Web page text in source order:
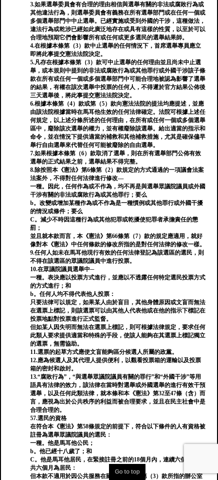
3.如果選舉委員會有合理的理由相信與選舉有關的非法或腐敗行為或
其他違法行為，則選舉委員會有義務在所有選舉部門或在任何一個或
多個選舉部門中中止選舉。已經實施或受到外國的干涉，這種做法，
違法行為或乾涉已經如此廣泛地存在或具有這樣的性質，以至於可以
合理地預期它們會影響所有或任何或更多選民的選舉結果師。
4.在根據本條第（3）款中止選舉的任何情況下，首席選舉專員應立
即將此事提交憲法法院決定。
5.凡存在根據本條第（3）款可中止選舉的任何理由並且尚未中止選
舉，或本規則中提到的非法或腐敗行為或其他罪行或外國干涉該子條
款在所有或任何一個或多個選舉部門中可能合理地被認為影響了選舉
的結果，有權在該次選舉中投票的任何人，不得遲於官方結果公佈後
三天選舉後，將此事提交憲法法院決定。
6.根據本條第（4）款或第（5）款向憲法法院的提法均應提述，並應
由該法院根據當時在馬耳他生效的任何法律確定。法院可根據上述任
何規定，以上述分條所述的任何理由，在所有或任何一個或多個選舉
區中，廢除該次選舉的權力，並有權廢除該選舉。給出適當的指示和
命令，並在情況下提供適當的補救和其他補救措施，尤其是確保儘早
舉行自由選舉來代替任何可能被廢除的自由選舉。
7.如果根據本條第（6）款取消了選舉，則在所有選舉部門公佈有效
選舉的正式結果之前，選舉結果不得完整。
8.除按照本《憲法》第6條第（2）款規定的方式通過的一項議會法案
法案外，不得對任何法律進行修改—
一種。因此，任何作為或不作為，均不再是與選舉眾議院議員或外國
干涉有關的非法或腐敗行為或其他罪行；要么
b。改變或增加某種作為或不作為是一種慣例或其他罪行或外國干擾
的情況或條件；要么
C。減少不時因這種行為或其他犯罪或乾擾使犯罪者承擔責任的懲
罰；
並且就本款而言，本《憲法》第66條第（7）款的規定應適用，就好
像對本《憲法》中任何條款的修改所指的是對任何法律的修改一樣。
9.任何人如未在馬耳他現行有效的任何法律登記為該選區的選民，則
不得在該選區的眾議院議員中進行投票。
10.在眾議院議員選舉中─
一種。表決應以投票方式進行，並應以不透露任何特定選民投票方式
的方式進行；和
b。任何人均不得代表他人投票：
只要法律可以規定，如果某人由於盲目，其他身體原因或文盲而無法
在選票上標記，則該選票可以由其他人代表他或在他的指示下標記在
投票地點對投票進行正式監督。
但如某人因失明而無法在選票上標記，則可根據法律規定，要求任何
此類人要求提供適當和特殊的手段，使該人能夠在其選票上標記獨立
的選票，無需協助。
11.選票的起草方式應使文盲能夠區分候選人所屬的政黨。
12.應為候選人及其代理人提供便利，以觀看投票箱的運輸以及投票
箱的密封和啟封。
13.“腐敗行為”，“與選舉眾議院議員有關的罪行”和“外國干涉”等用
語具有法律的效力，該法律在當時對選舉或外國選舉的進行有效干預
選舉，以及任何此類法律，就本條和本《憲法》第32至47條（含）而
言，應視為出於公共秩序的利益而被合理要求，並且在民主社會中是
合理合理的。
57.選民的資格
在符合本《憲法》第58條規定的前提下，符合以下條件的人有資格被
註冊為選舉眾議院議員的選民：
一種。他是馬耳他公民；
b。他已經十八歲了；和
C。他是馬耳他居民，在緊接註冊之前的18個月內，連續六個月或總
共六個月為居民：
但本款不適用於因公共服務在國外（包括在第（3）款所指的辦公室
Go to top